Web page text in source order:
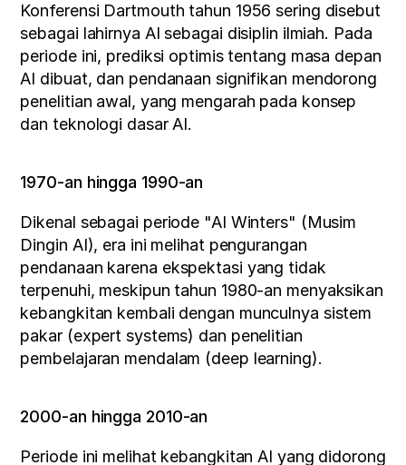
Konferensi Dartmouth tahun 1956 sering disebut
sebagai lahirnya AI sebagai disiplin ilmiah. Pada
periode ini, prediksi optimis tentang masa depan
AI dibuat, dan pendanaan signifikan mendorong
penelitian awal, yang mengarah pada konsep
dan teknologi dasar AI.
1970-an hingga 1990-an
Dikenal sebagai periode "AI Winters" (Musim
Dingin AI), era ini melihat pengurangan
pendanaan karena ekspektasi yang tidak
terpenuhi, meskipun tahun 1980-an menyaksikan
kebangkitan kembali dengan munculnya sistem
pakar (expert systems) dan penelitian
pembelajaran mendalam (deep learning).
2000-an hingga 2010-an
Periode ini melihat kebangkitan AI yang didorong